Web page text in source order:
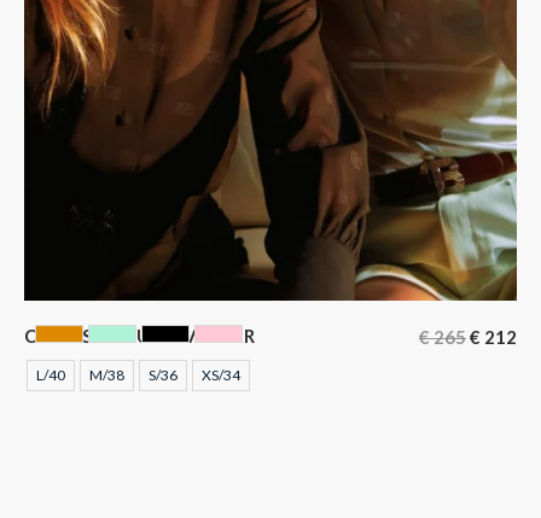
CHEMISIER GUSTAVE NOIR €265€ 212
CAMELMENTHE A L'EAU
NOIRROSE
L/40 M/38 S/36 XS/34